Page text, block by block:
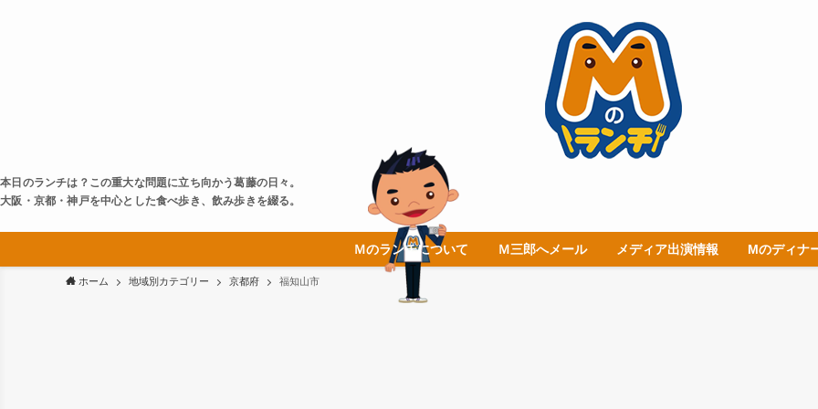
本日のランチは？この重大な問題に立ち向かう葛藤の日々。
大阪・京都・神戸を中心とした食べ歩き、飲み歩きを綴る。
Ｍのランチについて Ｍ三郎へメール メディア出演情報 Mのディナ
ホーム 地域別カテゴリー 京都府 福知山市